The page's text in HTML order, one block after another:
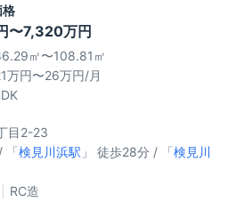
格
〜7,320万円
㎡〜108.81㎡
万円〜26万円/月
目2-23
「検見川浜駅 」 徒歩28分 / 「検見川
RC造